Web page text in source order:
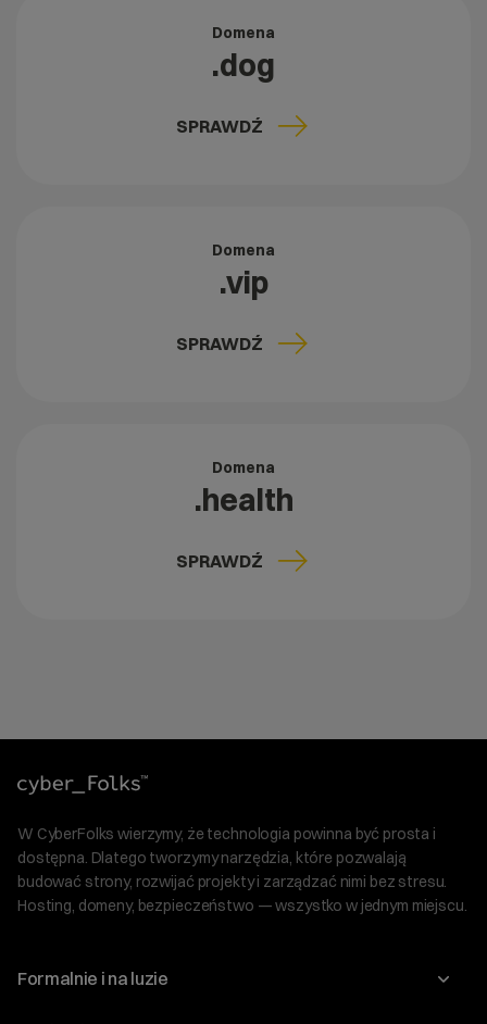
Domena
.dog
SPRAWDŹ
Domena
.vip
SPRAWDŹ
Domena
.health
SPRAWDŹ
W CyberFolks wierzymy, że technologia powinna być prosta i
dostępna. Dlatego tworzymy narzędzia, które pozwalają
budować strony, rozwijać projekty i zarządzać nimi bez stresu.
Hosting, domeny, bezpieczeństwo — wszystko w jednym miejscu.
Formalnie i na luzie